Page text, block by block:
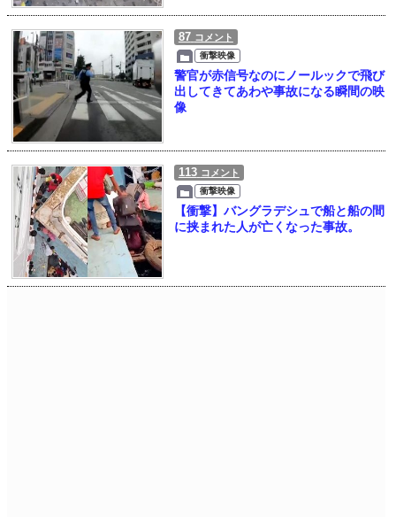
87 コメント
衝撃映像
警官が赤信号なのにノールックで飛び
出してきてあわや事故になる瞬間の映
像
113 コメント
衝撃映像
【衝撃】バングラデシュで船と船の間
に挟まれた人が亡くなった事故。